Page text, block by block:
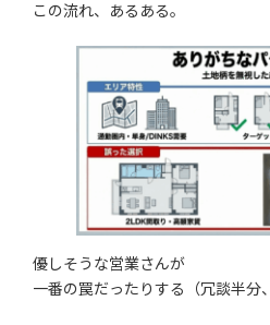
この流れ、あるある。
優しそうな営業さんが
一番の罠だったりする（冗談半分